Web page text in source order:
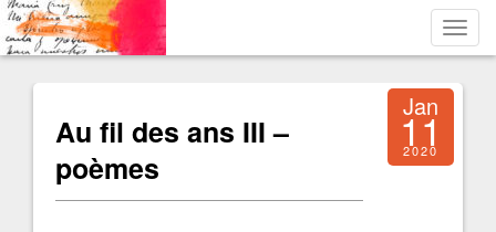
Au fil des ans III –
poèmes
Jan
11
2020